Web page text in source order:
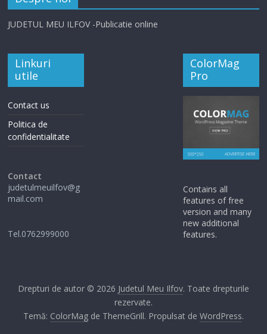
JUDETUL MEU ILFOV -Publicatie online
Linkuri
utile
Contact us
Politica de
confidentialitate
Contact
judetulmeuilfov@g
mail.com
Tel.0762999000
ColorMag
Pro
Contains all
features of free
version and many
new additional
features.
Drepturi de autor © 2026 Judetul Meu Ilfov. Toate drepturile
rezervate.
Temă: ColorMagde ThemeGrill. Propulsat de WordPress.